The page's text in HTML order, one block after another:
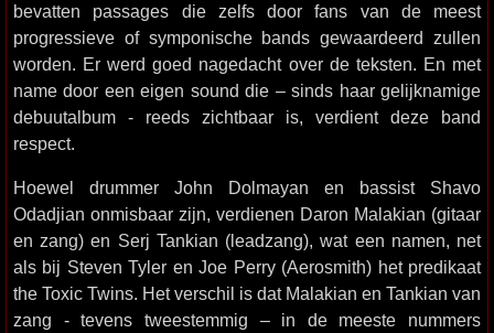
bevatten passages die zelfs door fans van de meest
progressieve of symponische bands gewaardeerd zullen
worden. Er werd goed nagedacht over de teksten. En met
name door een eigen sound die – sinds haar gelijknamige
debuutalbum - reeds zichtbaar is, verdient deze band
respect.
Hoewel drummer John Dolmayan en bassist Shavo
Odadjian onmisbaar zijn, verdienen Daron Malakian (gitaar
en zang) en Serj Tankian (leadzang), wat een namen, net
als bij Steven Tyler en Joe Perry (Aerosmith) het predikaat
the Toxic Twins. Het verschil is dat Malakian en Tankian van
zang - tevens tweestemmig – in de meeste nummers